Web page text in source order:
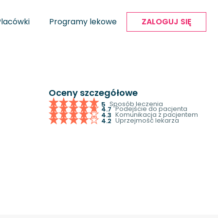
Programy lekowe ZALOGUJ SIĘ
Oceny szczegółowe
5 Sposób leczenia
4.7 Podejście do pacjenta
4.3 Komunikacja z pacjentem
4.2 Uprzejmość lekarza